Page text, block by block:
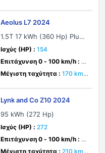
Aeolus L7 2024
1.5T 17 kWh (360 Hp) Plug-i
n Hybrid DHT
Ισχύς (HP) : 154
Επιτάχυνση 0 - 100 km/h : δε
υτ.
Μέγιστη ταχύτητα : 170 km/
Lynk and Co Z10 2024
95 kWh (272 Hp)
Ισχύς (HP) : 272
Επιτάχυνση 0 - 100 km/h : 6.
8 δευτ.
Μέγιστη ταχύτητα : 210 km/